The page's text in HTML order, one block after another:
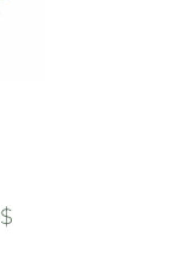
$